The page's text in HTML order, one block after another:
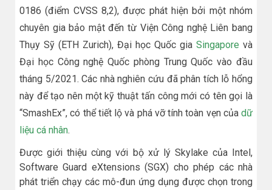
0186 (điểm CVSS 8,2), được phát hiện bởi một nhóm
chuyên gia bảo mật đến từ Viện Công nghệ Liên bang
Thụy Sỹ (ETH Zurich), Đại học Quốc gia Singapore và
Đại học Công nghệ Quốc phòng Trung Quốc vào đầu
tháng 5/2021. Các nhà nghiên cứu đã phân tích lỗ hổng
này để tạo nên một kỹ thuật tấn công mới có tên gọi là
“SmashEx”, có thể tiết lộ và phá vỡ tính toàn vẹn của dữ
liệu cá nhân.
Được giới thiệu cùng với bộ xử lý Skylake của Intel,
Software Guard eXtensions (SGX) cho phép các nhà
phát triển chạy các mô-đun ứng dụng được chọn trong